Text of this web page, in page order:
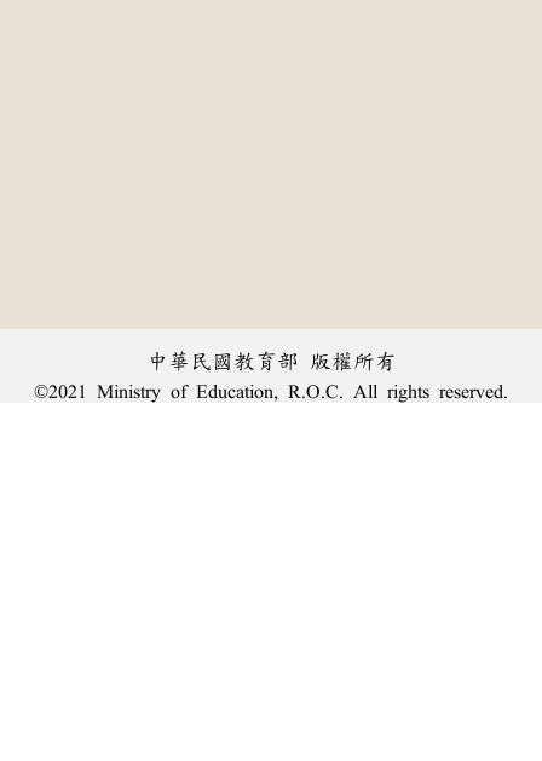
中華民國教育部 版權所有
©2021 Ministry of Education, R.O.C. All rights reserved.